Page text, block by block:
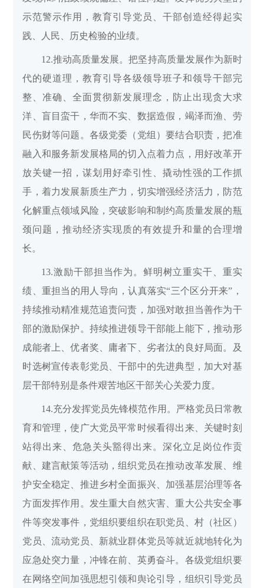
示范警示作用，教育引导党员、干部创造经得起实
践、人民、历史检验的业绩。
12.推动高质量发展。把坚持高质量发展作为新时
代的硬道理，教育引导各级领导班子和领导干部完
整、准确、全面贯彻新发展理念，防止出现贪大求
洋、盲目蛮干，华而不实、数据造假，竭泽而渔、劳
民伤财等问题。各级党委（党组）要结合职责，把准
融入和服务新发展格局的切入点着力点，用好改革开
放关键一招，谋划用好牵引性、撬动性强的工作抓
手，着力发展新质生产力，切实增强经济活力，防范
化解重点领域风险，突破影响和制约高质量发展的瓶
颈问题，推动经济实现质的有效提升和量的合理增
长。
13.激励干部担当作为。鲜明树立重实干、重实
绩、重担当的用人导向，认真落实“三个区分开来”，
持续推动精准规范追责问责，加强对敢担当善作为干
部的激励保护。持续推进领导干部能上能下，推动形
成能者上、优者奖、庸者下、劣者汰的良好局面。及
时选树宣传表彰党员、干部中的先进典型，加大对基
层干部特别是条件艰苦地区干部关心关爱力度。
14.充分发挥党员先锋模范作用。严格党员日常教
育和管理，使广大党员平常时候看得出来、关键时刻
站得出来、危急关头豁得出来。深化立足岗位作贡
献、建言献策等活动，组织党员在推动改革发展、维
护安全稳定、推进乡村全面振兴、加强基层治理等各
方面发挥作用。发生重大自然灾害、重大公共安全事
件等突发事件，党组织要组织在职党员、村（社区）
党员、流动党员、新就业群体党员等就近就地转化为
应急处突力量，冲锋在前、英勇奋斗。各级党组织要
在网络空间加强思想引领和舆论引导，组织引导党员